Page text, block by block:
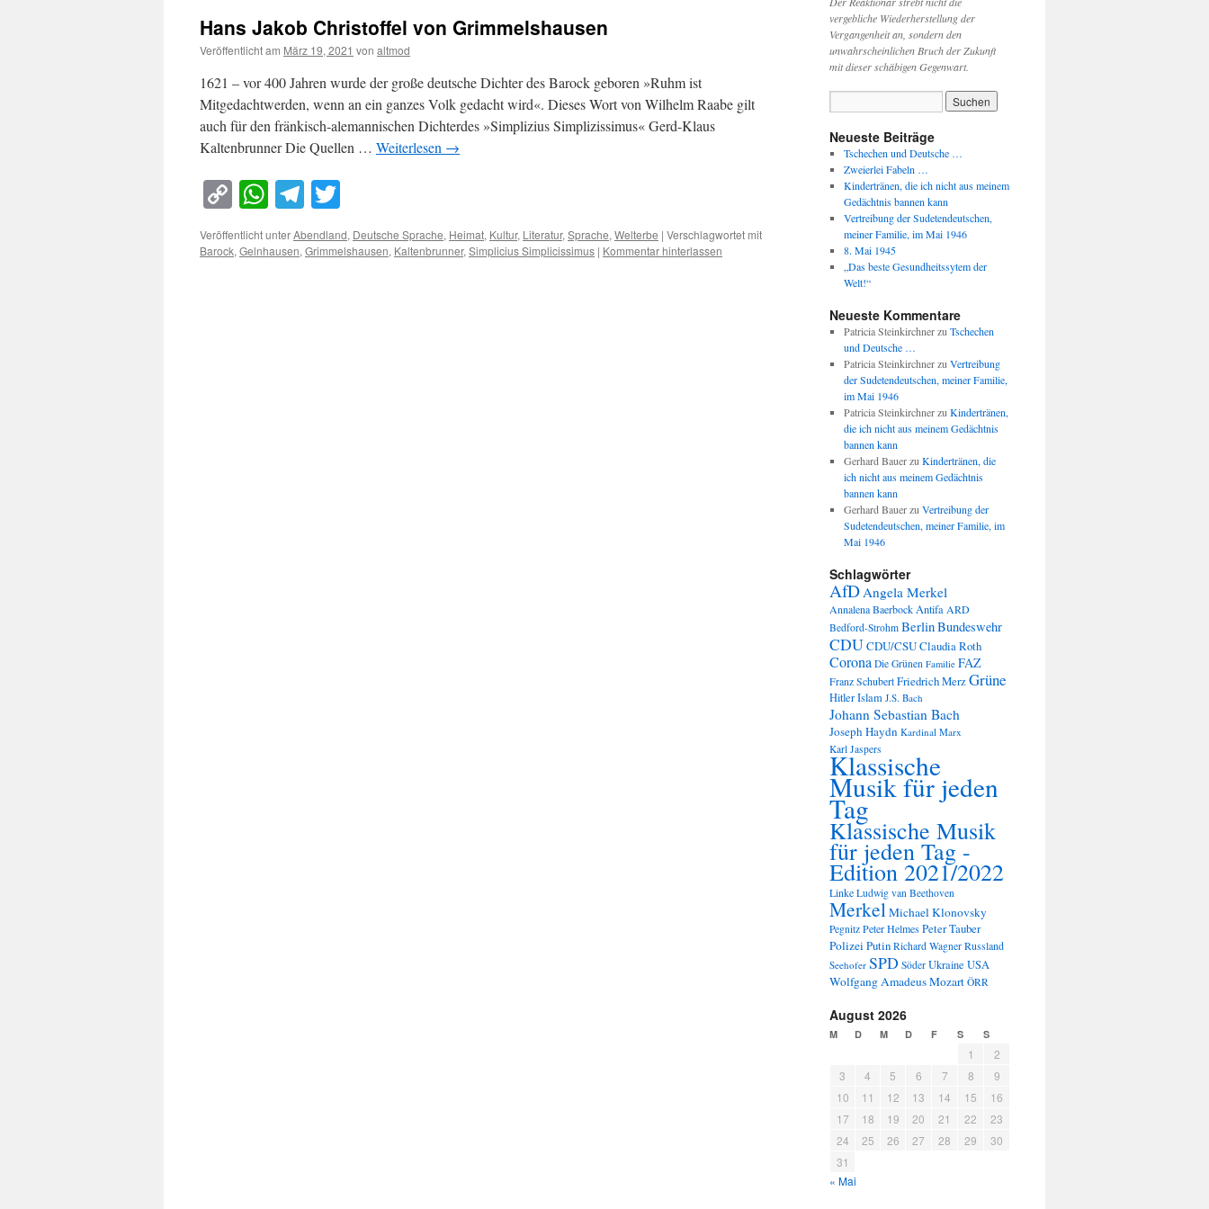
Hans Jakob Christoffel von Grimmelshausen
Veröffentlicht am März 19, 2021 von altmod
1621 – vor 400 Jahren wurde der große deutsche Dichter des Barock geboren »Ruhm ist
Mitgedachtwerden, wenn an ein ganzes Volk gedacht wird«. Dieses Wort von Wilhelm Raabe gilt
auch für den fränkisch-alemannischen Dichterdes »Simplizius Simplizissimus« Gerd-Klaus
Kaltenbrunner Die Quellen … Weiterlesen →
Copy
Link
WhatsApp
Telegram
Veröffentlicht unterAbendland, Deutsche Sprache, Heimat, Kultur, Literatur,Sprache,Welterbe | Verschlagwortet mit
Barock,Gelnhausen,Grimmelshausen, Kaltenbrunner,Simplicius Simplicissimus | Kommentar hinterlassen
vergebliche Wiederherstellung der
Vergangenheit an, sondern den
unwahrscheinlichen Bruch der Zukunft
mit dieser schäbigen Gegenwart.
Neueste Beiträge
Tschechen und Deutsche …
Zweierlei Fabeln …
Kindertränen, die ich nicht aus meinem
Gedächtnis bannen kann
Vertreibung der Sudetendeutschen,
meiner Familie, im Mai 1946
8. Mai 1945
„Das beste Gesundheitssytem der
Welt!“
Neueste Kommentare
Patricia Steinkirchnerzu Tschechen
und Deutsche …
Patricia Steinkirchnerzu Vertreibung
der Sudetendeutschen, meiner Familie,
im Mai 1946
Patricia Steinkirchnerzu Kindertränen,
die ich nicht aus meinem Gedächtnis
bannen kann
Gerhard Bauerzu Kindertränen, die
ich nicht aus meinem Gedächtnis
bannen kann
Gerhard Bauerzu Vertreibung der
Sudetendeutschen, meiner Familie, im
Mai 1946
Schlagwörter
AfDAngela Merkel
Annalena BaerbockAntifa ARD
Bedford-Strohm BerlinBundeswehr
CDUCDU/CSUClaudia Roth
Corona Die Grünen Familie FAZ
Franz SchubertFriedrich MerzGrüne
HitlerIslam J.S. Bach
Johann Sebastian Bach
Joseph Haydn Kardinal Marx
Karl Jaspers
Klassische
Musik für jeden
Tag
Klassische Musik
für jeden Tag -
Edition 2021/2022
Linke Ludwig van Beethoven
MerkelMichael Klonovsky
Pegnitz Peter HelmesPeter Tauber
PolizeiPutin Richard Wagner Russland
Seehofer SPD Söder Ukraine USA
Wolfgang Amadeus Mozart ÖRR
August 2026
M D M D F S S
1
2
3
4 5 6 7 8
9
10
11 12 13 14 15
16
17
18 19 20 21 22
23
24
25 26 27 28 29
30
31
« Mai